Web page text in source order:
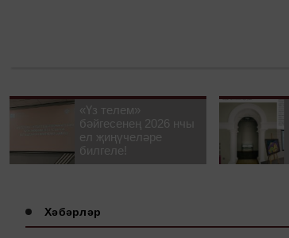
«Үз телем»
бәйгесенең 2026 нчы
ел җиңүчеләре
билгеле!
Хәбәрләр